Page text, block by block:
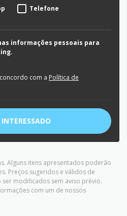
Telefone
informações pessoais para
com a Política de
Alguns itens apresentados poderão
Preços sugeridos e válidos de
modificados sem aviso prévio.
com um de nossos